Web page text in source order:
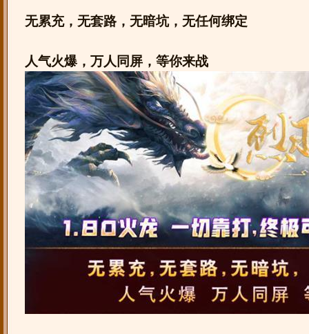
无累充，无套路，无暗坑，无任何绑定
人气火爆，万人同屏，等你来战